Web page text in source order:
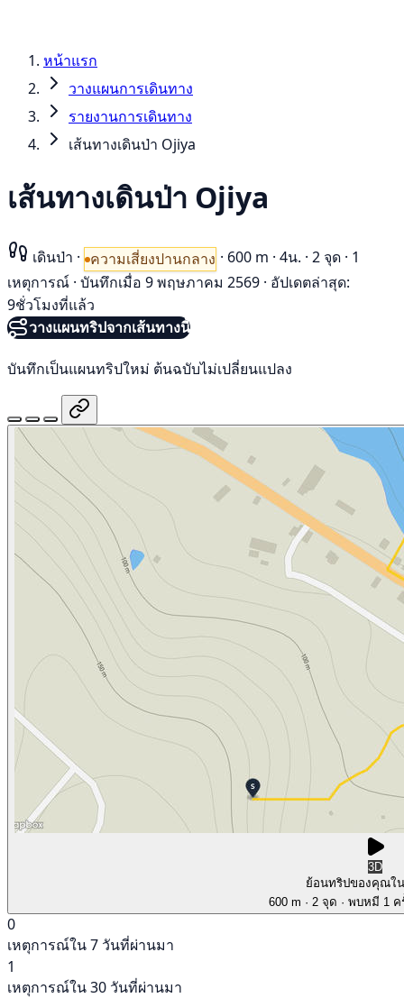
หน้าแรก
วางแผนการเดินทาง
รายงานการเดินทาง
เส้นทางเดินป่า Ojiya
เส้นทางเดินป่า Ojiya
เดินป่า · ความเสี่ยงปานกลาง · 600 m · 4น. · 2 จุด · 1
เหตุการณ์ · บันทึกเมื่อ 9 พฤษภาคม 2569 · อัปเดตล่าสุด:
9ชั่วโมงที่แล้ว
วางแผนทริปจากเส้นทางนี้
บันทึกเป็นแผนทริปใหม่ ต้นฉบับไม่เปลี่ยนแปลง
3D
ย้อนทริปของคุณใ
600 m · 2 จุด · พบหมี 1
0
เหตุการณ์ใน 7 วันที่ผ่านมา
1
เหตุการณ์ใน 30 วันที่ผ่านมา